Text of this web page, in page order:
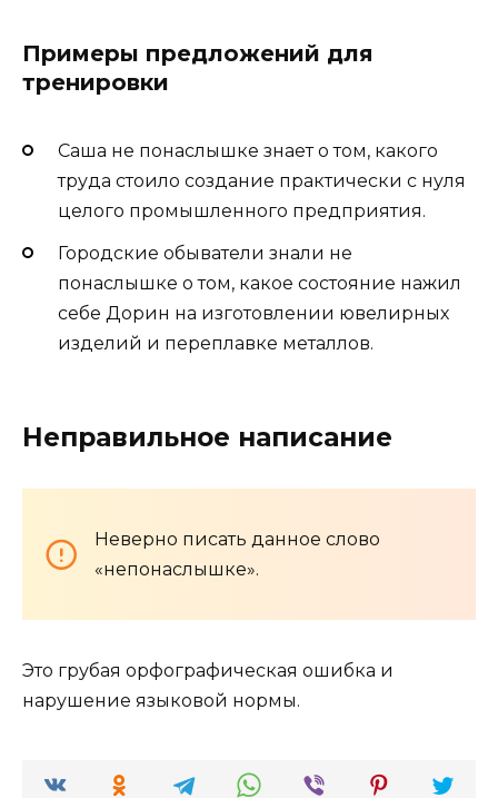
Примеры предложений для
тренировки
Саша не понаслышке знает о том, какого
труда стоило создание практически с нуля
целого промышленного предприятия.
Городские обыватели знали не
понаслышке о том, какое состояние нажил
себе Дорин на изготовлении ювелирных
изделий и переплавке металлов.
Неправильное написание
Неверно писать данное слово
«непонаслышке».
Это грубая орфографическая ошибка и
нарушение языковой нормы.